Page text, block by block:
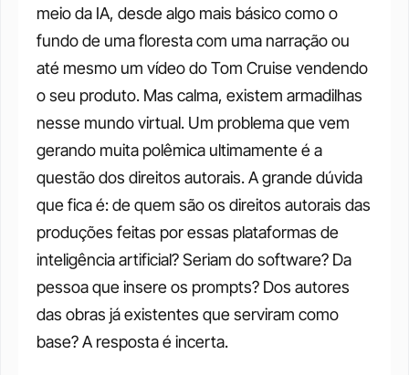
meio da IA, desde algo mais básico como o
fundo de uma floresta com uma narração ou
até mesmo um vídeo do Tom Cruise vendendo
o seu produto. Mas calma, existem armadilhas
nesse mundo virtual. Um problema que vem
gerando muita polêmica ultimamente é a
questão dos direitos autorais. A grande dúvida
que fica é: de quem são os direitos autorais das
produções feitas por essas plataformas de
inteligência artificial? Seriam do software? Da
pessoa que insere os prompts? Dos autores
das obras já existentes que serviram como
base? A resposta é incerta.